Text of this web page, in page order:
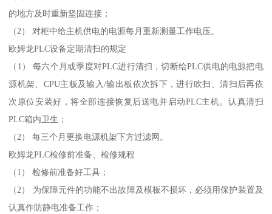
的地方及时重新坚固连接；
（2） 对柜中给主机供电的电源每月重新测量工作电压。
欧姆龙PLC设备定期清扫的规定
（1） 每六个月或季度对PLC进行清扫，切断给PLC供电的电源把电
源机架、CPU主板及输入/输出板依次拆下，进行吹扫、清扫后再依
次原位安装好，将全部连接恢复后送电并启动PLC主机。认真清扫
PLC箱内卫生；
（2） 每三个月更换电源机架下方过滤网。
欧姆龙PLC检修前准备、检修规程
（1） 检修前准备好工具；
（2） 为保障元件的功能不出故障及模板不损坏，必须用保护装置及
认真作防静电准备工作；